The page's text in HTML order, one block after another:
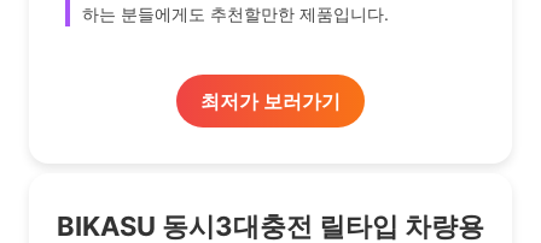
하는 분들에게도 추천할만한 제품입니다.
최저가 보러가기
BIKASU 동시3대충전 릴타입 차량용